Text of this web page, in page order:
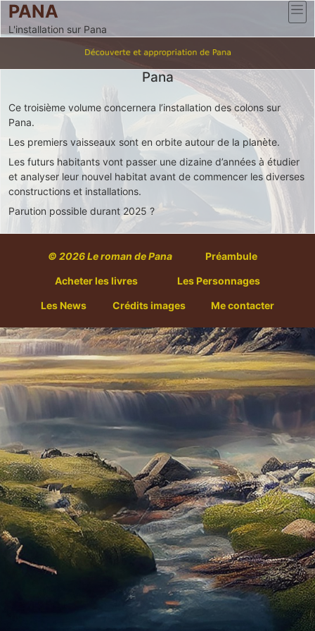
PANA
L'installation sur Pana
Pana
Ce troisième volume concernera l’installation des colons sur
Pana.
Les premiers vaisseaux sont en orbite autour de la planète.
Les futurs habitants vont passer une dizaine d’années à étudier
et analyser leur nouvel habitat avant de commencer les diverses
constructions et installations.
Parution possible durant 2025 ?
© 2026Le roman de Pana Préambule
Acheter les livres Les Personnages
Les News Crédits images Me contacter